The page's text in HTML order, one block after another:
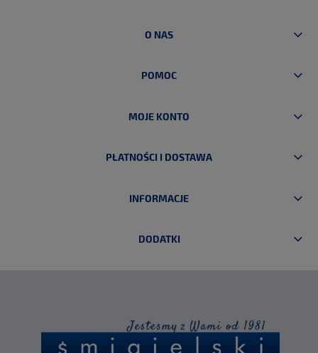
O NAS
POMOC
MOJE KONTO
PŁATNOŚCI I DOSTAWA
INFORMACJE
DODATKI